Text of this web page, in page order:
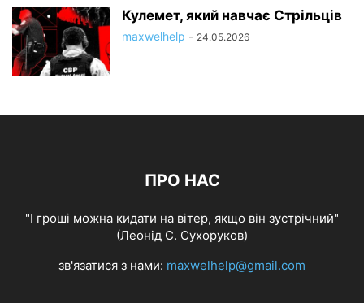
Кулемет, який навчає Стрільців
maxwelhelp - 24.05.2026
ПРО НАС
"І гроші можна кидати на вітер, якщо він зустрічний"
(Леонід С. Сухоруков)
зв'язатися з нами: maxwelhelp@gmail.com